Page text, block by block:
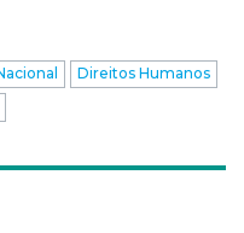
Direitos Humanos